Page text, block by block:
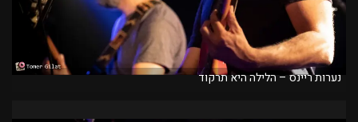
נערות ריינס – הלילה היא תרקוד